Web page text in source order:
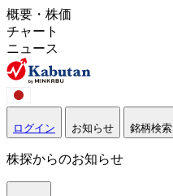
概要・株価
チャート
ニュース
ログイン お知らせ 銘柄検索
株探からのお知らせ